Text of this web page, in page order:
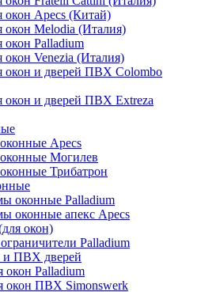
окон Apecs (Китай)
окон Melodia (Италия)
окон Palladium
окон Venezia (Италия)
окон и дверей ПВХ Colombo
окон и дверей ПВХ Extreza
Apecs
Могилев
Трибатрон
оконные Palladium
оконные апекс Apecs
окон)
Palladium
и ПВХ дверей
окон Palladium
окон ПВХ Simonswerk